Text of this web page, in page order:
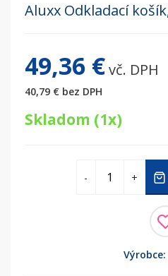
Aluxx Odkladací
49,36 €vč. DPH
40,79 € bez DPH
Skladom (1x)
- +